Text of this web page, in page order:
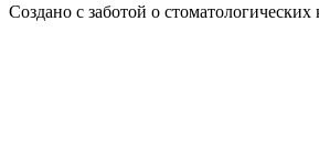
Создано с заботой о стоматологических